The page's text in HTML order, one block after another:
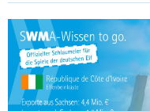
–
Teil